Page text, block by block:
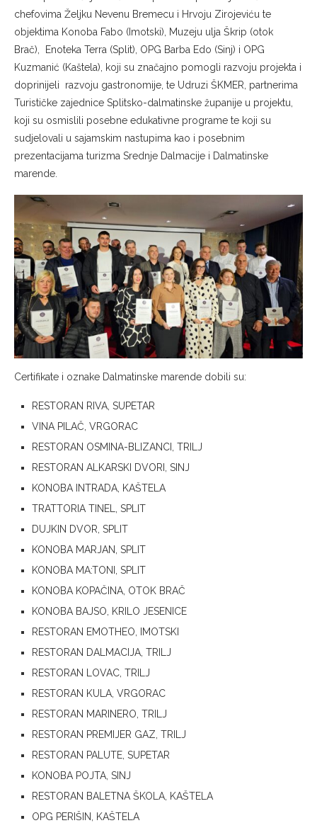
chefovima Željku Nevenu Bremecu i Hrvoju Zirojeviću te
objektima Konoba Fabo (Imotski), Muzeju ulja Škrip (otok
Brač), Enoteka Terra (Split), OPG Barba Edo (Sinj) i OPG
Kuzmanić (Kaštela), koji su značajno pomogli razvoju projekta i
doprinijeli razvoju gastronomije, te Udruzi ŠKMER, partnerima
Turističke zajednice Splitsko-dalmatinske županije u projektu,
koji su osmislili posebne edukativne programe te koji su
sudjelovali u sajamskim nastupima kao i posebnim
prezentacijama turizma Srednje Dalmacije i Dalmatinske
marende.
Certifikate i oznake Dalmatinske marende dobili su:
RESTORAN RIVA, SUPETAR
VINA PILAČ, VRGORAC
RESTORAN OSMINA-BLIZANCI, TRILJ
RESTORAN ALKARSKI DVORI, SINJ
KONOBA INTRADA, KAŠTELA
TRATTORIA TINEL, SPLIT
DUJKIN DVOR, SPLIT
KONOBA MARJAN, SPLIT
KONOBA MA:TONI, SPLIT
KONOBA KOPAČINA, OTOK BRAČ
KONOBA BAJSO, KRILO JESENICE
RESTORAN EMOTHEO, IMOTSKI
RESTORAN DALMACIJA, TRILJ
RESTORAN LOVAC, TRILJ
RESTORAN KULA, VRGORAC
RESTORAN MARINERO, TRILJ
RESTORAN PREMIJER GAZ, TRILJ
RESTORAN PALUTE, SUPETAR
KONOBA POJTA, SINJ
RESTORAN BALETNA ŠKOLA, KAŠTELA
OPG PERIŠIN, KAŠTELA